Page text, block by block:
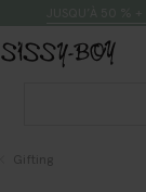
Gifting